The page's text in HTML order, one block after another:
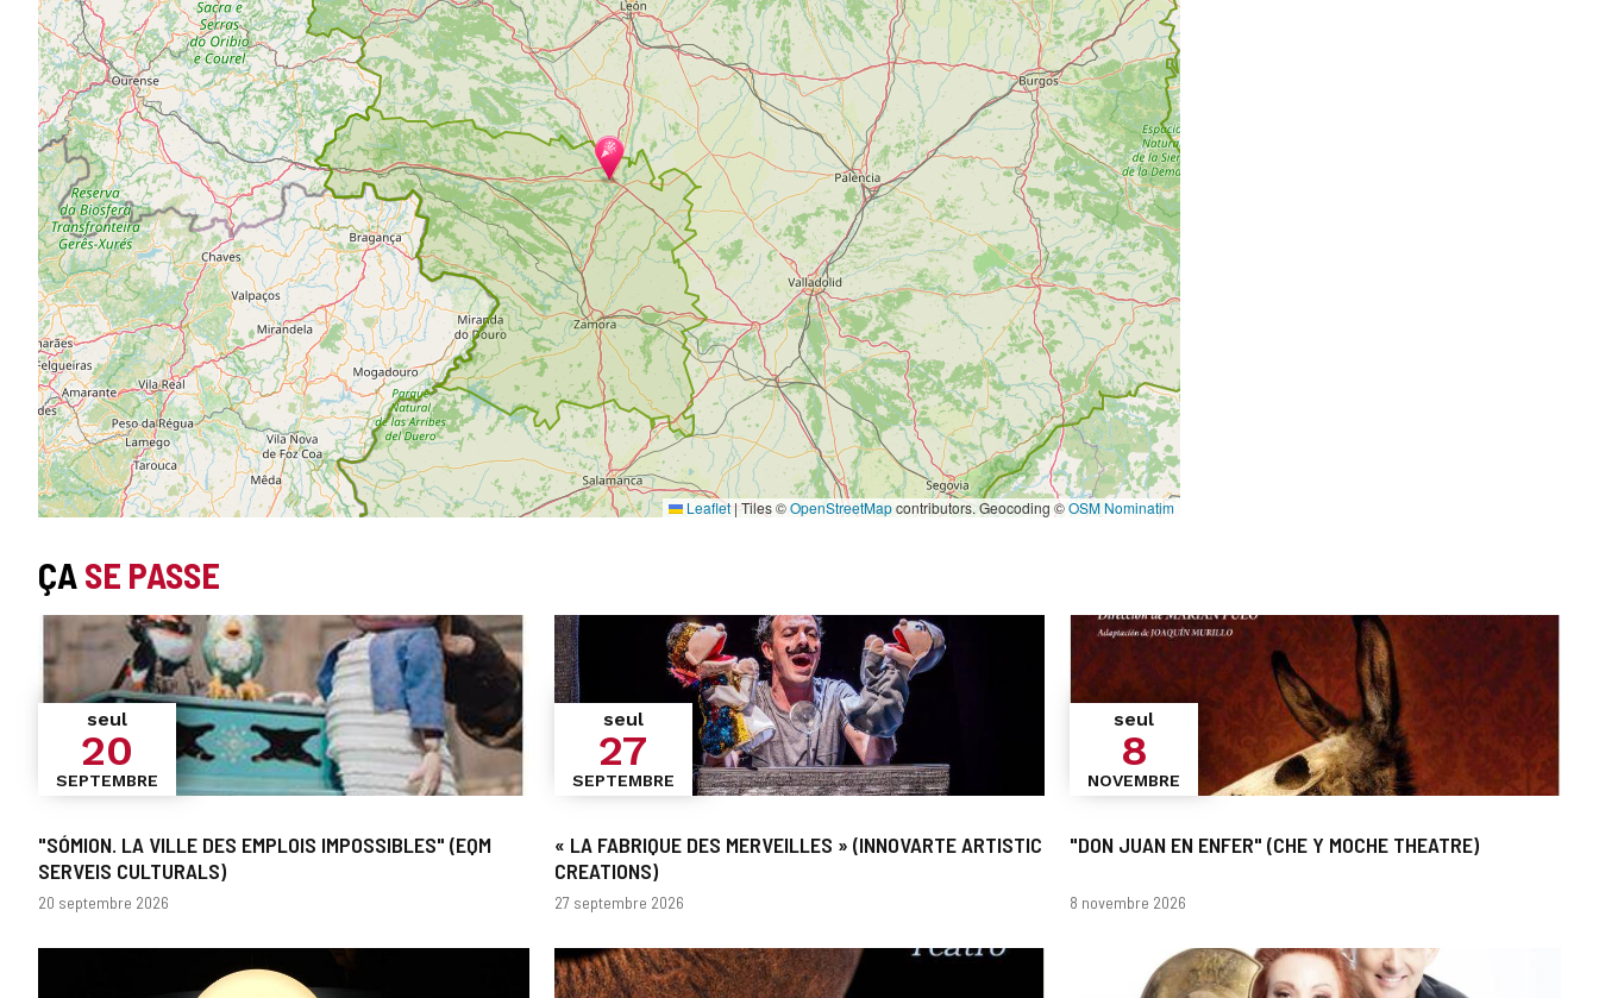
Leaflet | Tiles ©OpenStreetMapcontributors. Geocoding ©OSM Nominatim
ÇASE PASSE
"SÓMION. LA VILLE DES EMPLOIS IMPOSSIBLES" (EQM
SERVEIS CULTURALS)
seul
20
SEPTEMBRE
Dates
20 septembre 2026
« LA FABRIQUE DES MERVEILLES » (INNOVARTE ARTISTIC
CREATIONS)
seul
27
SEPTEMBRE
Dates
27 septembre 2026
"DON JUAN EN ENFER" (CHE Y MOCHE THEATRE)
seul
8
NOVEMBRE
Dates
8 novembre 2026